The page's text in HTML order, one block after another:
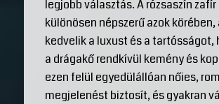
legjobb választás. A rózsaszín zafír
különösen népszerű azok körében,
kedvelik a luxust és a tartósságot,
a drágakő rendkívül kemény és
ezen felül egyedülállóan nőies,
megjelenést biztosít, és gyakran